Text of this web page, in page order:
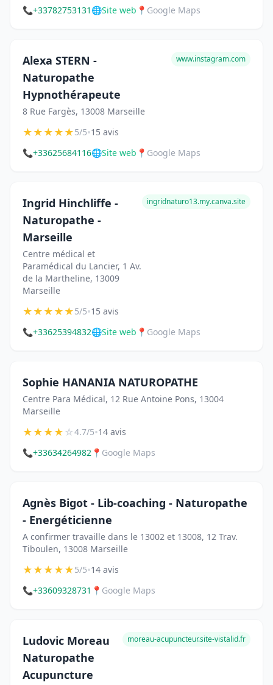
📞+33782753131 🌐Site web 📍 Google Maps
Alexa STERN -
Naturopathe
Hypnothérapeute
8 Rue Fargès, 13008 Marseille
www.instagram.com
★★★★★5/5•15 avis
📞+33625684116🌐Site web 📍 Google Maps
Ingrid Hinchliffe -
Naturopathe -
Marseille
Centre médical et
Paramédical du Lancier, 1 Av.
de la Martheline, 13009
Marseille
ingridnaturo13.my.canva.site
★★★★★5/5•15 avis
📞+33625394832🌐Site web 📍 Google Maps
Sophie HANANIA NATUROPATHE
Centre Para Médical, 12 Rue Antoine Pons, 13004
Marseille
★★★★☆4.7/5•14 avis
📞+33634264982 📍 Google Maps
Agnès Bigot - Lib-coaching - Naturopathe
- Energéticienne
A confirmer travaille dans le 13002 et 13008, 12 Trav.
Tiboulen, 13008 Marseille
★★★★★5/5•14 avis
📞+33609328731 📍 Google Maps
Ludovic Moreau
Naturopathe
Acupuncture
moreau-acupuncteur.site-vistalid.fr